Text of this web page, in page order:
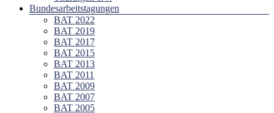
Bundesarbeitstagungen
BAT 2022
BAT 2019
BAT 2017
BAT 2015
BAT 2013
BAT 2011
BAT 2009
BAT 2007
BAT 2005